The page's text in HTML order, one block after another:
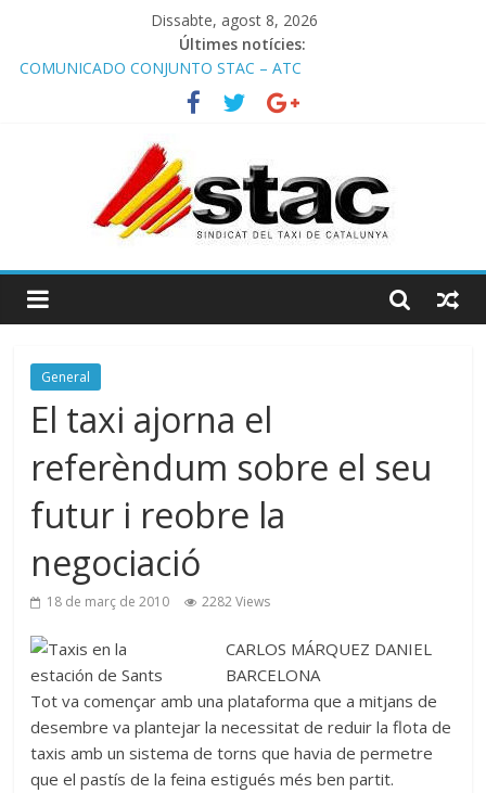
Dissabte, agost 8, 2026
Últimes notícies:
COMUNICADO CONJUNTO STAC – ATC
Comunicado STAC/ ATC de la reunión con los Mossos d
‘Esquadra del aeropuerto de Barcelona.
Programa de Radio TAXI LIBRE 29.07.2026 en COOLTURA FM.
STAC/ATC SOLICITAN TAULA TÈCNICA PARA MEJORAR LA
OPERATIVA DE ENTRADA EN EL PUERTO DE BARCELONA.
Programa de Radio TAXI LIBRE 22.07.2026 en COOLTURA FM.
General
El taxi ajorna el
referèndum sobre el seu
futur i reobre la
negociació
18 de març de 2010 2282 Views
CARLOS MÁRQUEZ DANIEL
BARCELONA
Tot va començar amb una plataforma que a mitjans de
desembre va plantejar la necessitat de reduir la flota de
taxis amb un sistema de torns que havia de permetre
que el pastís de la feina estigués més ben partit.